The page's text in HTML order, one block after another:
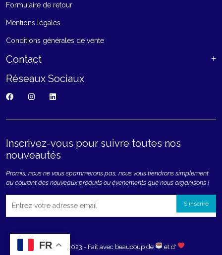
Formulaire de retour
Mentions légales
Conditions générales de vente
Contact
Réseaux Sociaux
Inscrivez-vous pour suivre toutes nos
nouveautés
Promis, nous ne vous spammerons pas, nous vous tiendrons simplement
au courant des nouveaux produits ou évenements que nous organisons !
Copyright 2023 - Fait avec beaucoup de et d'
FR